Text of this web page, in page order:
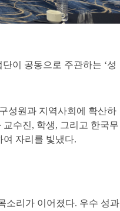
이 공동으로 주관하는 ‘성
성원과 지역사회에 확산하
교수진, 학생, 그리고 한국무
자리를 빛냈다.
소리가 이어졌다. 우수 성과